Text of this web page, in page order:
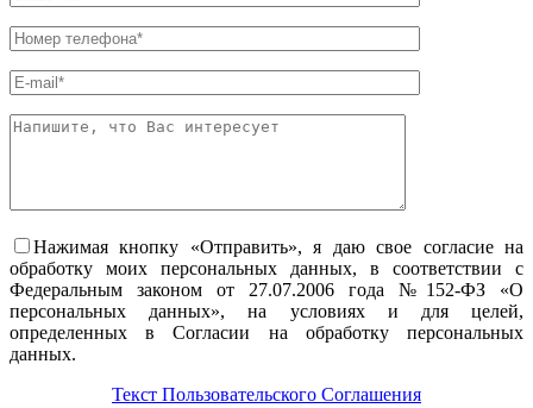
Нажимая кнопку «Отправить», я даю свое согласие на
обработку моих персональных данных, в соответствии с
Федеральным законом от 27.07.2006 года №152-ФЗ «О
персональных данных», на условиях и для целей,
определенных в Согласии на обработку персональных
данных.
Текст Пользовательского Соглашения